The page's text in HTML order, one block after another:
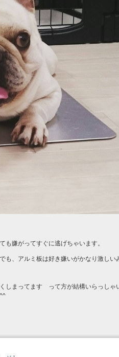
も嫌がってすぐに逃げちゃいます。
も、アルミ板は好き嫌いがかなり激しい
まってます って方が結構いらっしゃ